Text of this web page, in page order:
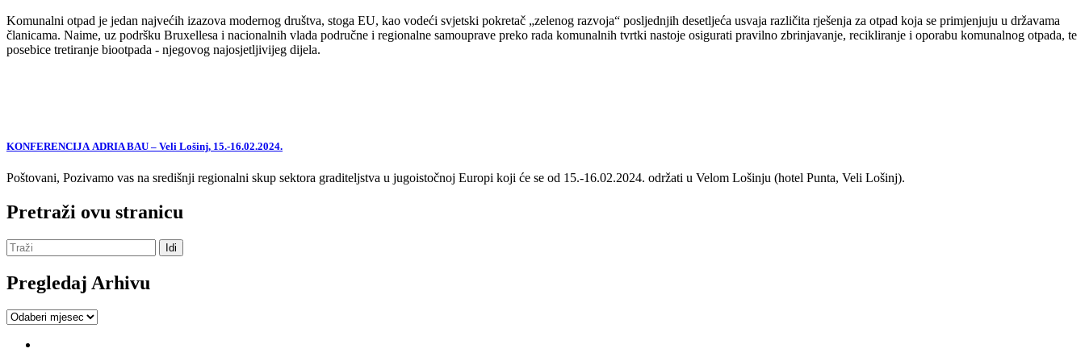
Komunalni otpad je jedan najvećih izazova modernog društva, stoga EU, kao vodeći svjetski pokretač „zelenog razvoja“ posljednjih desetljeća usvaja različita rješenja za otpad koja se primjenjuju u državama
članicama. Naime, uz podršku Bruxellesa i nacionalnih vlada područne i regionalne samouprave preko rada komunalnih tvrtki nastoje osigurati pravilno zbrinjavanje, recikliranje i oporabu komunalnog otpada, te
posebice tretiranje biootpada - njegovog najosjetljivijeg dijela.
KONFERENCIJA ADRIA BAU – Veli Lošinj, 15.-16.02.2024.
Poštovani, Pozivamo vas na središnji regionalni skup sektora graditeljstva u jugoistočnoj Europi koji će se od 15.-16.02.2024. održati u Velom Lošinju (hotel Punta, Veli Lošinj).
Pretraži ovu stranicu
Pregledaj Arhivu
Pregledaj